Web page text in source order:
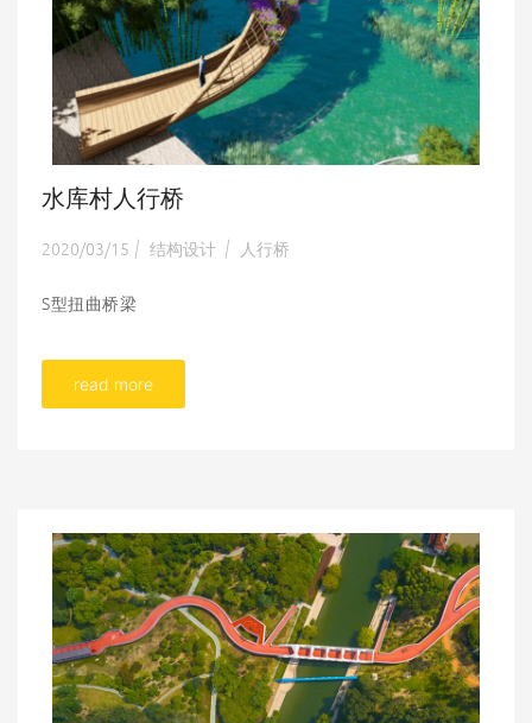
水库村人行桥
2020/03/15 | 结构设计 | 人行桥
S型扭曲桥梁
read more